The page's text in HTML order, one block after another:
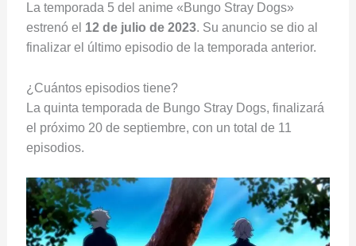
La temporada 5 del anime «Bungo Stray Dogs»
estrenó el 12 de julio de 2023. Su anuncio se dio al
finalizar el último episodio de la temporada anterior.
¿Cuántos episodios tiene?
La quinta temporada de Bungo Stray Dogs, finalizará
el próximo 20 de septiembre, con un total de 11
episodios.